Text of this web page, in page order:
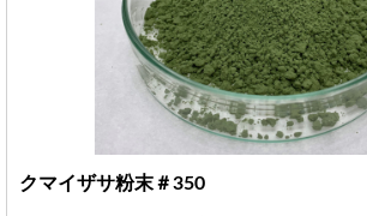
クマイザサ粉末＃350